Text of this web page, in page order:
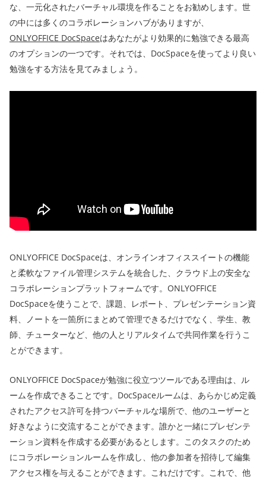
な、一元化されたバーチャル環境を作ることをお勧めします。世
の中には多くのコラボレーションハブがありますが、
ONLYOFFICE DocSpaceはあなたがより効果的に勉強できる最高
のオプションの一つです。それでは、DocSpaceを使ってより良い
勉強をする方法を見てみましょう。
ONLYOFFICE DocSpaceは、オンラインオフィススイートの機能
と柔軟なファイル管理システムを統合した、クラウド上の安全な
コラボレーションプラットフォームです。ONLYOFFICE
DocSpaceを使うことで、課題、レポート、プレゼンテーション資
料、ノートを一箇所にまとめて管理できるだけでなく、学生、教
師、チューターなど、他の人とリアルタイムで共同作業を行うこ
とができます。
ONLYOFFICE DocSpaceが勉強に役立つツールである理由は、ル
ームを作成できることです。DocSpaceルームは、あらかじめ定義
されたアクセス許可を持つバーチャルな場所で、他のユーザーと
好きなように交流することができます。誰かと一緒にプレゼンテ
ーション資料を作成する必要があるとします。このタスクのため
にコラボレーションルームを作成し、他の参加者を招待して編集
アクセス権を与えることができます。これだけです。これで、他